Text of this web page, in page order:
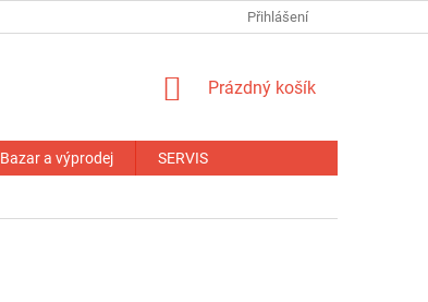
OBCHODNÍ PODMÍNKYPřihlášení
NÁKUPNÍ
Prázdný košík
Bazar a výprodej SERVIS